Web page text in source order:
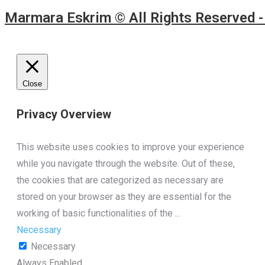
Marmara Eskrim © All Rights Reserved
Close
Privacy Overview
This website uses cookies to improve your experience
while you navigate through the website. Out of these,
the cookies that are categorized as necessary are
stored on your browser as they are essential for the
working of basic functionalities of the
Necessary
Necessary